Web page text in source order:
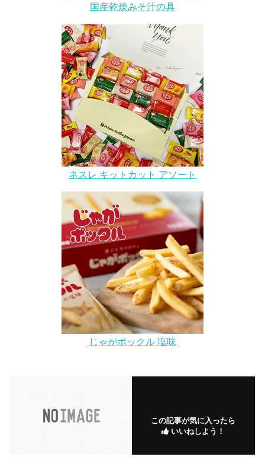
国産乾燥みそ汁の具
ネスレ キットカット アソート
じゃがポックル 塩味
この記事が気に入ったら
いいねしよう！